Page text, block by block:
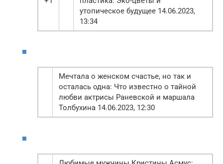
утопическое будущее 14.06.2023,
13:34
Мечтала о женском счастье, но так и
осталась одна: Что известно о тайной
любви актрисы Раневской и маршала
Толбухина 14.06.2023, 12:30